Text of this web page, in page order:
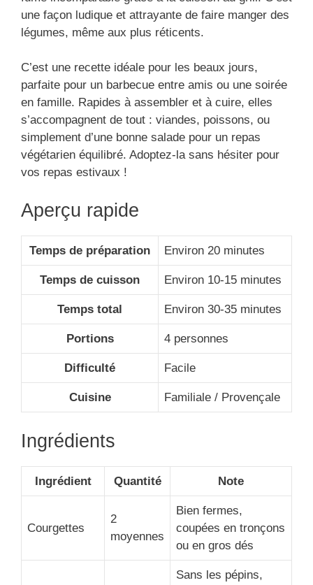
une façon ludique et attrayante de faire manger des
légumes, même aux plus réticents.
C’est une recette idéale pour les beaux jours,
parfaite pour un barbecue entre amis ou une soirée
en famille. Rapides à assembler et à cuire, elles
s’accompagnent de tout : viandes, poissons, ou
simplement d’une bonne salade pour un repas
végétarien équilibré. Adoptez-la sans hésiter pour
vos repas estivaux !
Aperçu rapide
Temps de préparation Environ 20 minutes
Temps de cuisson Environ 10-15 minutes
Temps total Environ 30-35 minutes
Portions 4 personnes
Difficulté Facile
Cuisine Familiale / Provençale
Ingrédients
Ingrédient Quantité Note
Courgettes
2
moyennes
Bien fermes,
coupées en tronçons
ou en gros dés
Sans les pépins,